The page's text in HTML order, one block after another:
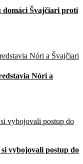
domáci Švajčiari proti
Nóri a
vybojovali postup do